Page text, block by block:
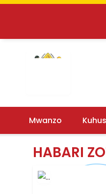
Mwanzo (current)
HABARI